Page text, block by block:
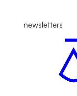
newsletters